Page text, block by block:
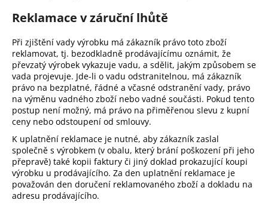
Reklamace v záruční lhůtě
Při zjištění vady výrobku má zákazník právo toto zboží
reklamovat, tj. bezodkladně prodávajícímu oznámit, že
převzatý výrobek vykazuje vadu, a sdělit, jakým způsobem se
vada projevuje. Jde-li o vadu odstranitelnou, má zákazník
právo na bezplatné, řádné a včasné odstranění vady, právo
na výměnu vadného zboží nebo vadné součásti. Pokud tento
postup není možný, má právo na přiměřenou slevu z kupní
ceny nebo odstoupení od smlouvy.
K uplatnění reklamace je nutné, aby zákazník zaslal
společně s výrobkem (v obalu, který brání poškození při jeho
přepravě) také kopii faktury či jiný doklad prokazující koupi
výrobku u prodávajícího. Za den uplatnění reklamace je
považován den doručení reklamovaného zboží a dokladu na
adresu prodávajícího.